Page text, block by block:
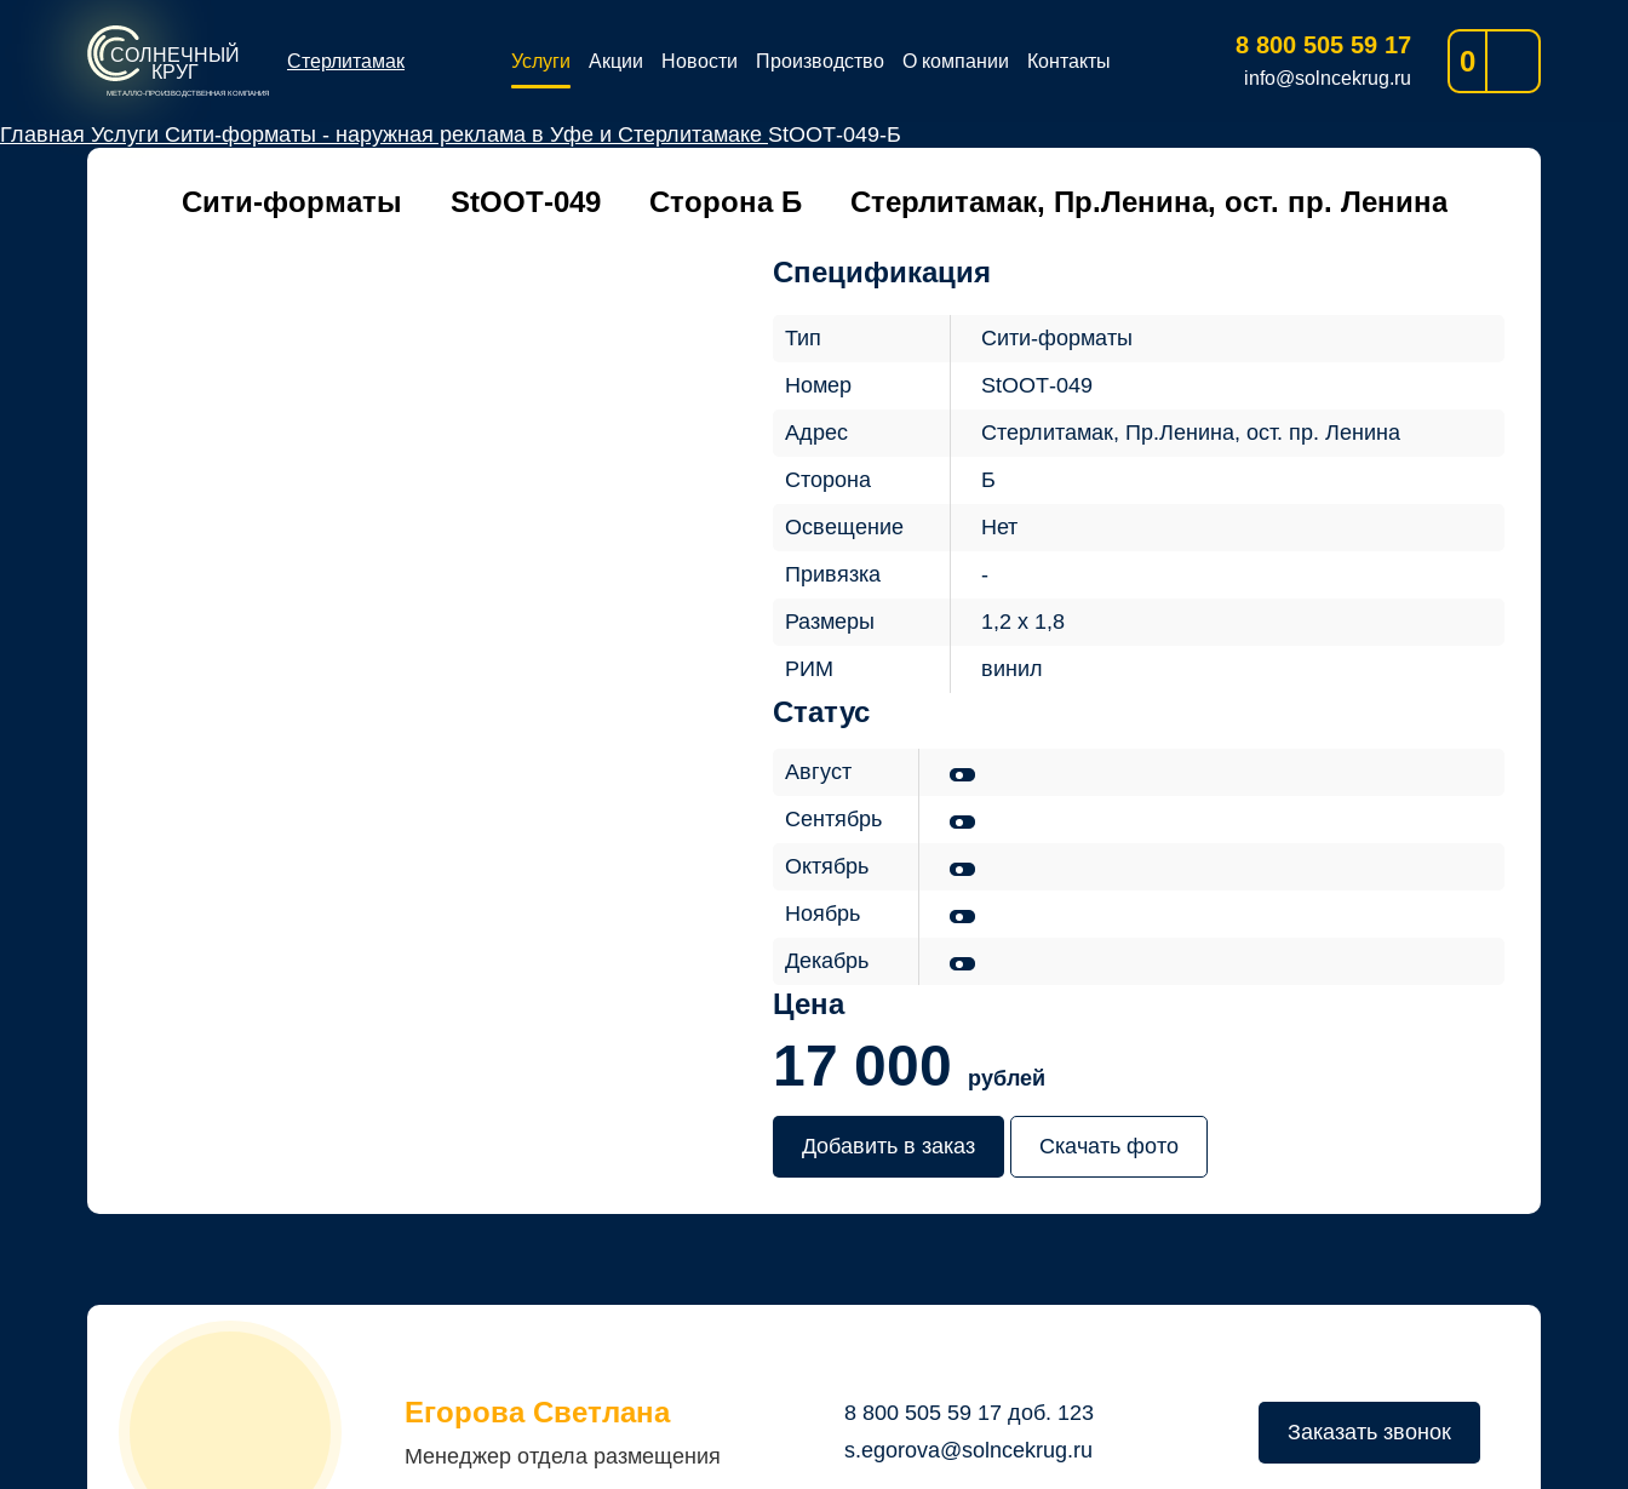
СОЛНЕЧНЫЙ
КРУГ
МЕТАЛЛО-ПРОИЗВОДСТВЕННАЯ КОМПАНИЯ
Стерлитамак Услуги Акции Новости Производство О компании Контакты
8 800 505 59 17
info@solncekrug.ru
0
Главная Услуги Сити-форматы - наружная реклама в Уфе и Стерлитамаке StООТ-049-Б
Сити-форматы StООТ-049 Сторона Б Стерлитамак, Пр.Ленина, ост. пр. Ленина
Спецификация
Тип
Сити-форматы
Номер
StООТ-049
Адрес
Стерлитамак, Пр.Ленина, ост. пр. Ленина
Сторона
Б
Освещение
Нет
Привязка
Размеры
1,2 х 1,8
РИМ
винил
Статус
Август
Сентябрь
Октябрь
Ноябрь
Декабрь
Цена
17 000 рублей
Добавить в заказ Скачать фото
Егорова Светлана
Менеджер отдела размещения
8 800 505 59 17 доб. 123
s.egorova@solncekrug.ru
Заказать звонок